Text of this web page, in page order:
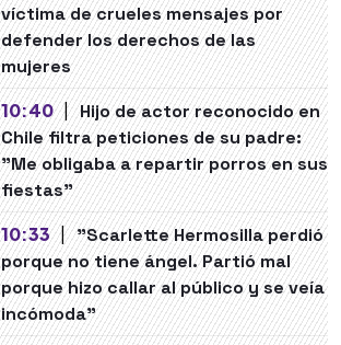
víctima de crueles mensajes por
defender los derechos de las
mujeres
10:40 | Hijo de actor reconocido en
Chile filtra peticiones de su padre:
"Me obligaba a repartir porros en sus
fiestas"
10:33 | "Scarlette Hermosilla perdió
porque no tiene ángel. Partió mal
porque hizo callar al público y se veía
incómoda"